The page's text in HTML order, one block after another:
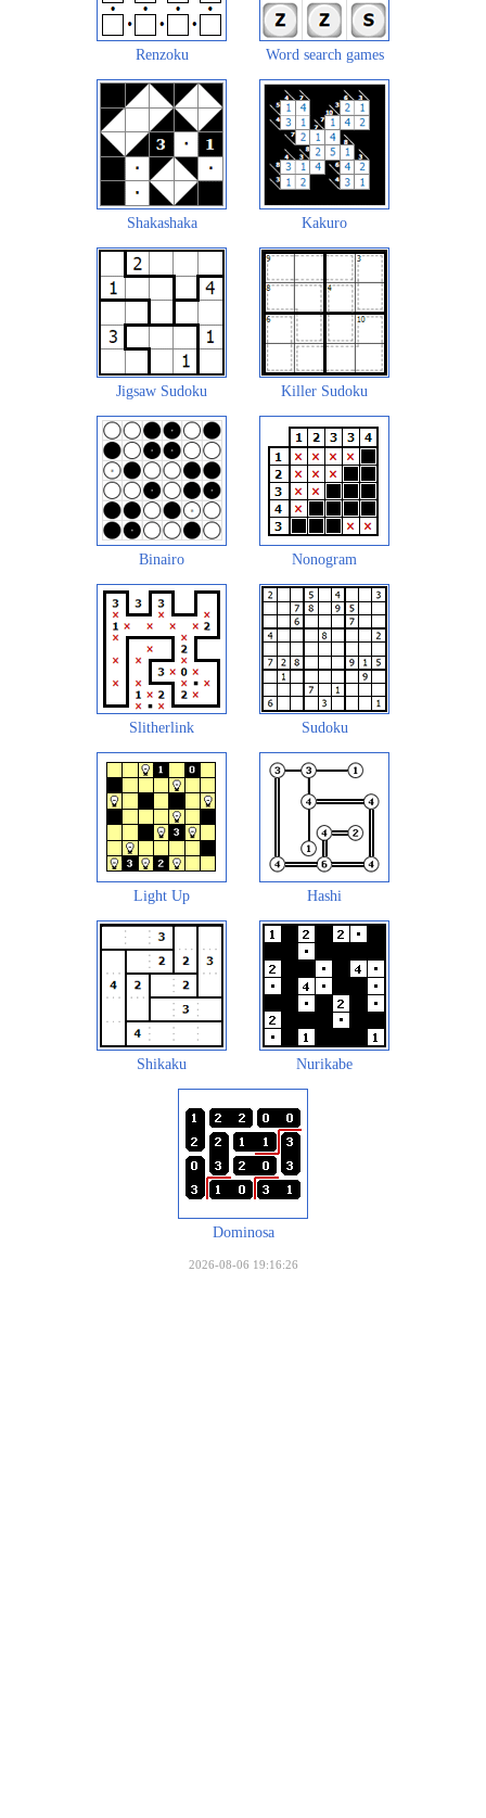
Renzoku Word search games
Shakashaka Kakuro
Jigsaw Sudoku Killer Sudoku
Binairo Nonogram
Slitherlink Sudoku
Light Up Hashi
Shikaku Nurikabe
Dominosa
2026-08-06 19:16:26